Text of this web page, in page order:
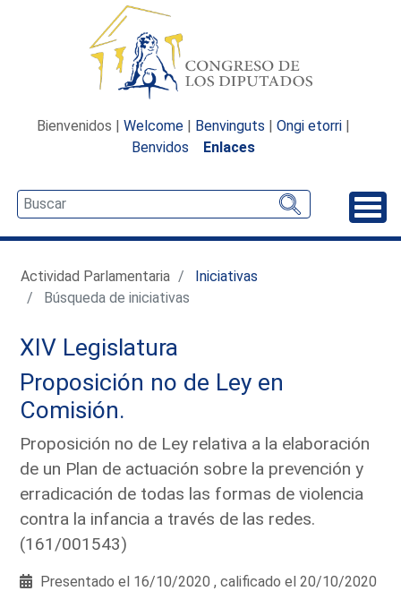
Bienvenidos | Welcome | Benvinguts | Ongi etorri |
Benvidos
Enlaces
Actividad Parlamentaria
Iniciativas
Búsqueda de iniciativas
XIV Legislatura
Proposición no de Ley en
Comisión.
Proposición no de Ley relativa a la elaboración
de un Plan de actuación sobre la prevención y
erradicación de todas las formas de violencia
contra la infancia a través de las redes.
(161/001543)
Presentado el 16/10/2020 , calificado el 20/10/2020